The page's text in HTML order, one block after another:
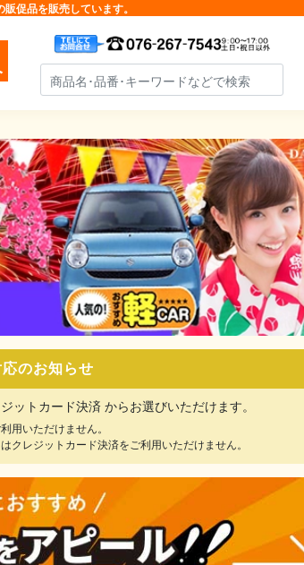
促品を販売しています。
のお知らせ
ットカード決済 からお選びいただけます。
用いただけません。
レジットカード決済をご利用いただけません。